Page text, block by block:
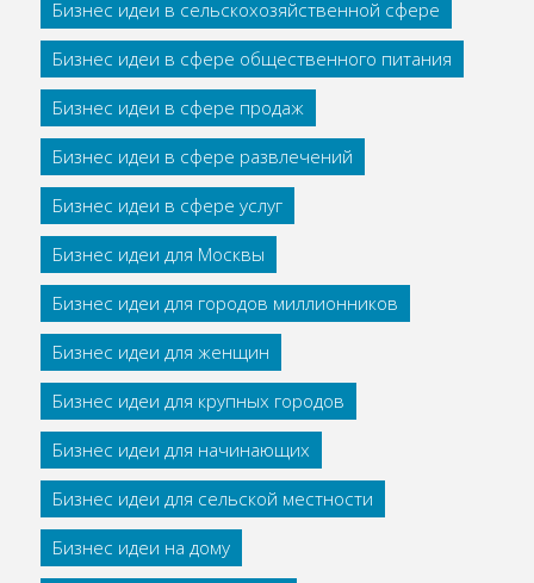
Бизнес идеи в сельскохозяйственной сфере
Бизнес идеи в сфере общественного питания
Бизнес идеи в сфере продаж
Бизнес идеи в сфере развлечений
Бизнес идеи в сфере услуг
Бизнес идеи для Москвы
Бизнес идеи для городов миллионников
Бизнес идеи для женщин
Бизнес идеи для крупных городов
Бизнес идеи для начинающих
Бизнес идеи для сельской местности
Бизнес идеи на дому